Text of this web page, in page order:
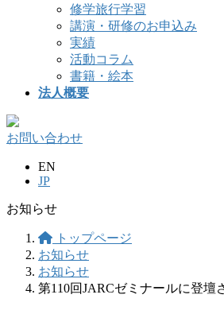
修学旅行学習
講演・研修のお申込み
実績
活動コラム
書籍・絵本
法人概要
お問い合わせ
EN
JP
お知らせ
トップページ
お知らせ
お知らせ
第110回JARCゼミナールに登壇